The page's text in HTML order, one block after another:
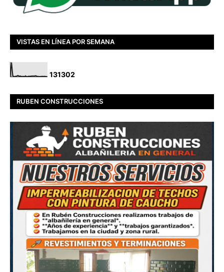
VISTAS EN LÍNEA POR SEMANA
131302
RUBEN CONSTRUCCIONES